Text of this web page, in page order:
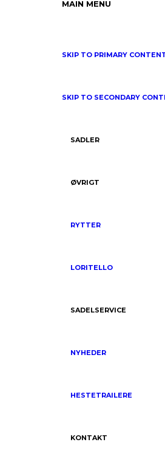
MAIN MENU
SKIP TO PRIMARY
SKIP TO SECONDARY
SADLER
ØVRIGT
RYTTER
LORITELLO
SADELSERVICE
NYHEDER
HESTETRAILERE
KONTAKT